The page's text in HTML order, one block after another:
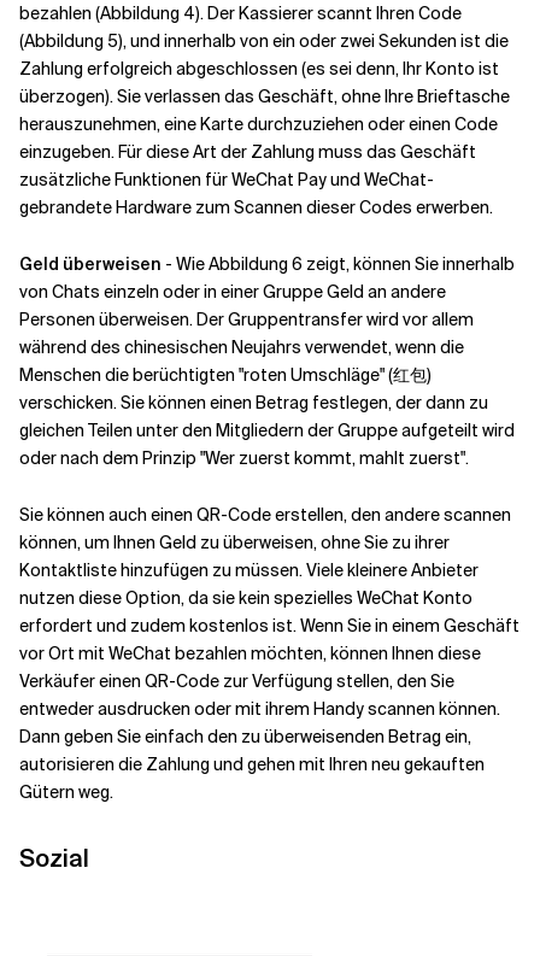
bezahlen (Abbildung 4). Der Kassierer scannt Ihren Code
(Abbildung 5), und innerhalb von ein oder zwei Sekunden ist die
Zahlung erfolgreich abgeschlossen (es sei denn, Ihr Konto ist
überzogen). Sie verlassen das Geschäft, ohne Ihre Brieftasche
herauszunehmen, eine Karte durchzuziehen oder einen Code
einzugeben. Für diese Art der Zahlung muss das Geschäft
zusätzliche Funktionen für WeChat Pay und WeChat-
gebrandete Hardware zum Scannen dieser Codes erwerben.
Geld überweisen - Wie Abbildung 6 zeigt, können Sie innerhalb
von Chats einzeln oder in einer Gruppe Geld an andere
Personen überweisen. Der Gruppentransfer wird vor allem
während des chinesischen Neujahrs verwendet, wenn die
Menschen die berüchtigten "roten Umschläge" (红包)
verschicken. Sie können einen Betrag festlegen, der dann zu
gleichen Teilen unter den Mitgliedern der Gruppe aufgeteilt wird
oder nach dem Prinzip "Wer zuerst kommt, mahlt zuerst".
Sie können auch einen QR-Code erstellen, den andere scannen
können, um Ihnen Geld zu überweisen, ohne Sie zu ihrer
Kontaktliste hinzufügen zu müssen. Viele kleinere Anbieter
nutzen diese Option, da sie kein spezielles WeChat Konto
erfordert und zudem kostenlos ist. Wenn Sie in einem Geschäft
vor Ort mit WeChat bezahlen möchten, können Ihnen diese
Verkäufer einen QR-Code zur Verfügung stellen, den Sie
entweder ausdrucken oder mit ihrem Handy scannen können.
Dann geben Sie einfach den zu überweisenden Betrag ein,
autorisieren die Zahlung und gehen mit Ihren neu gekauften
Gütern weg.
Sozial